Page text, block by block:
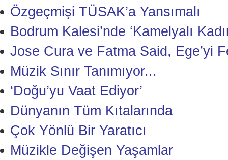
Özgeçmişi TÜSAK’a Yansımalı
Bodrum Kalesi’nde ‘Kamelyalı
Jose Cura ve Fatma Said, Ege’yi
Müzik Sınır Tanımıyor...
‘Doğu’yu Vaat Ediyor’
Dünyanın Tüm Kıtalarında
Çok Yönlü Bir Yaratıcı
Müzikle Değişen Yaşamlar